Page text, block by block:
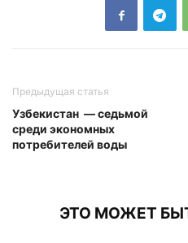
Предыдущая статья
Узбекистан — седьмой
среди экономных
потребителей воды
ЭТО МОЖЕТ